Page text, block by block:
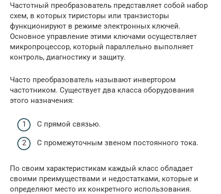
Частотный преобразователь представляет собой набор
схем, в которых тиристоры или транзисторы
функционируют в режиме электронных ключей.
Основное управление этими ключами осуществляет
микропроцессор, который параллельно выполняет
контроль, диагностику и защиту.
Часто преобразователь называют инвертором
частотником. Существует два класса оборудования
этого назначения:
С прямой связью.
С промежуточным звеном постоянного тока.
По своим характеристикам каждый класс обладает
своими преимуществами и недостатками, которые и
определяют место их конкретного использования.